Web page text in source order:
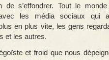
s’effondrer. Tout le
les média sociaux qui
en plus vite, les gens
et les autres.
et froid que nous